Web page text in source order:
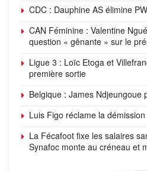
CDC : Dauphine AS élimine
CAN Féminine : Valentine
question « gênante » sur le
Ligue 3 : Loïc Etoga et
première sortie
Belgique : James Ndjeungoue
Luis Figo réclame la
La Fécafoot fixe les salaires
Synafoc monte au créneau et